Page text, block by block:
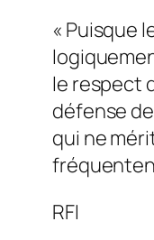
« Puisque
le respect
défense
qui ne
RFI